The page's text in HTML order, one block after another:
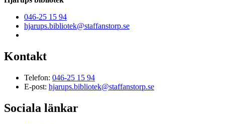
046-25 15 94
hjarups.bibliotek@staffanstorp.se
Kontakt
Telefon: 046-25 15 94
E-post: hjarups.bibliotek@staffanstorp.se
Sociala länkar